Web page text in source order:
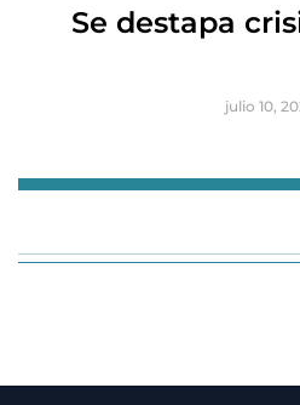
Se destapa
julio 10,
3